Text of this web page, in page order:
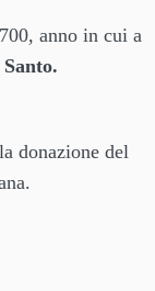
anno in cui a
donazione del